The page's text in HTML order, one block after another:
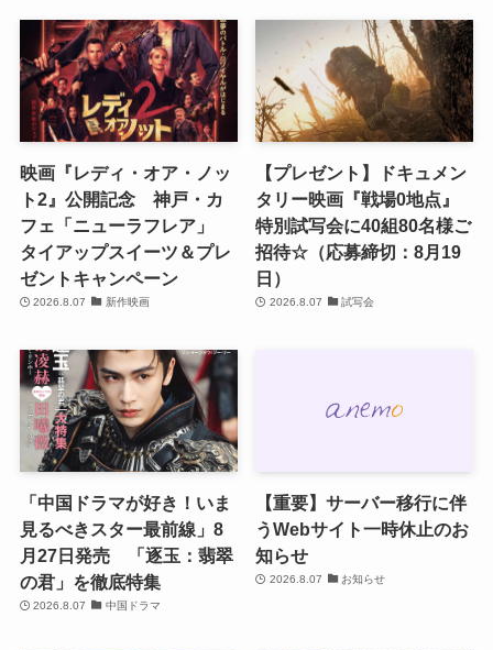
映画『レディ・オア・ノッ
ト2』公開記念 神戸・カ
フェ「ニューラフレア」
タイアップスイーツ＆プレ
ゼントキャンペーン
2026.8.07 新作映画
【プレゼント】ドキュメン
タリー映画『戦場0地点』
特別試写会に40組80名様ご
招待☆（応募締切：8月19
日）
2026.8.07 試写会
「中国ドラマが好き！いま
見るべきスター最前線」8
月27日発売 「逐玉：翡翠
の君」を徹底特集
2026.8.07 中国ドラマ
【重要】サーバー移行に伴
うWebサイト一時休止のお
知らせ
2026.8.07 お知らせ